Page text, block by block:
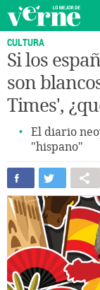
CULTURA
Si los
son
Times',
El diario
"hispano"